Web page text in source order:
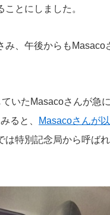
とにしました。
み、午後からも
いたMasacoさんが急
ると、
Masacoさんが
は特別記念局から呼ば